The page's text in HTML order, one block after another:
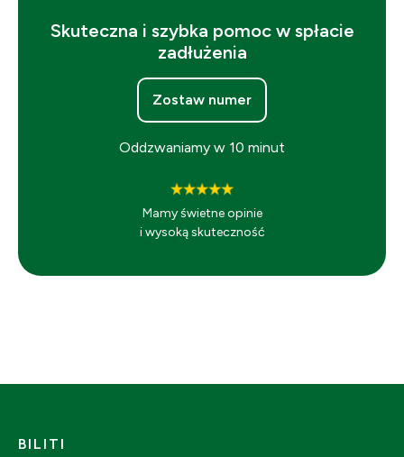
Skuteczna i szybka pomoc w spłacie
zadłużenia
Zostaw numer
Oddzwaniamy w 10 minut
Mamy świetne opinie
i wysoką skuteczność
BILITI